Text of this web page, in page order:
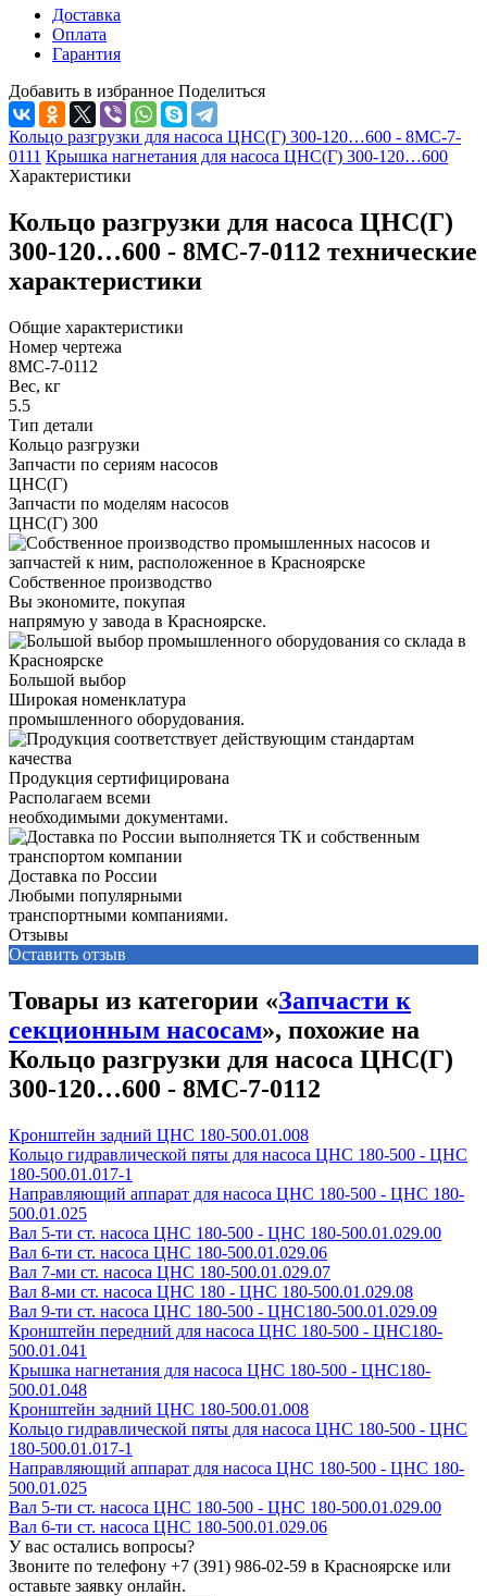
Доставка
Оплата
Гарантия
Добавить в избранное Поделиться
Кольцо разгрузки для насоса ЦНС(Г) 300-120…600 - 8МС-7-
0111 Крышка нагнетания для насоса ЦНС(Г) 300-120…600
Характеристики
Кольцо разгрузки для насоса ЦНС(Г)
300-120…600 - 8МС-7-0112 технические
характеристики
Общие характеристики
Номер чертежа
8МС-7-0112
Вес, кг
5.5
Тип детали
Кольцо разгрузки
Запчасти по сериям насосов
ЦНС(Г)
Запчасти по моделям насосов
ЦНС(Г) 300
Собственное производство
Вы экономите, покупая
напрямую у завода в Красноярске.
Большой выбор
Широкая номенклатура
промышленного оборудования.
Продукция сертифицирована
Располагаем всеми
необходимыми документами.
Доставка по России
Любыми популярными
транспортными компаниями.
Отзывы
Оставить отзыв
Товары из категории «Запчасти к
секционным насосам», похожие на
Кольцо разгрузки для насоса ЦНС(Г)
300-120…600 - 8МС-7-0112
Кронштейн задний ЦНС 180-500.01.008
Кольцо гидравлической пяты для насоса ЦНС 180-500 - ЦНС
180-500.01.017-1
Направляющий аппарат для насоса ЦНС 180-500 - ЦНС 180-
500.01.025
Вал 5-ти ст. насоса ЦНС 180-500 - ЦНС 180-500.01.029.00
Вал 6-ти ст. насоса ЦНС 180-500.01.029.06
Вал 7-ми ст. насоса ЦНС 180-500.01.029.07
Вал 8-ми ст. насоса ЦНС 180 - ЦНС 180-500.01.029.08
Вал 9-ти ст. насоса ЦНС 180-500 - ЦНС180-500.01.029.09
Кронштейн передний для насоса ЦНС 180-500 - ЦНС180-
500.01.041
Крышка нагнетания для насоса ЦНС 180-500 - ЦНС180-
500.01.048
Кронштейн задний ЦНС 180-500.01.008
Кольцо гидравлической пяты для насоса ЦНС 180-500 - ЦНС
180-500.01.017-1
Направляющий аппарат для насоса ЦНС 180-500 - ЦНС 180-
500.01.025
Вал 5-ти ст. насоса ЦНС 180-500 - ЦНС 180-500.01.029.00
Вал 6-ти ст. насоса ЦНС 180-500.01.029.06
У вас остались вопросы?
Звоните по телефону +7 (391) 986-02-59 в Красноярске или
оставьте заявку онлайн.